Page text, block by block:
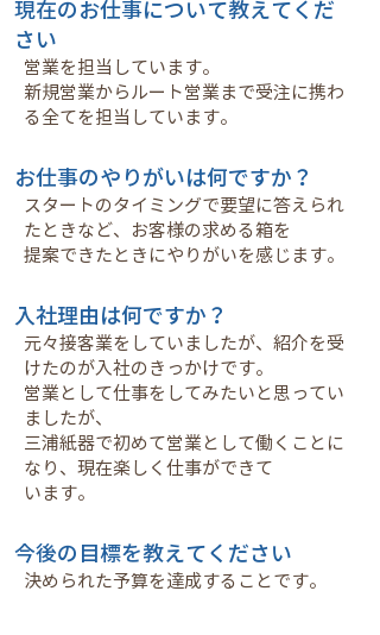
現在のお仕事について教えてくだ
さい
営業を担当しています。
新規営業からルート営業まで受注に携わ
る全てを担当しています。
お仕事のやりがいは何ですか？
スタートのタイミングで要望に答えられ
たときなど、お客様の求める箱を
提案できたときにやりがいを感じます。
入社理由は何ですか？
元々接客業をしていましたが、紹介を受
けたのが入社のきっかけです。
営業として仕事をしてみたいと思ってい
ましたが、
三浦紙器で初めて営業として働くことに
なり、現在楽しく仕事ができて
います。
今後の目標を教えてください
決められた予算を達成することです。